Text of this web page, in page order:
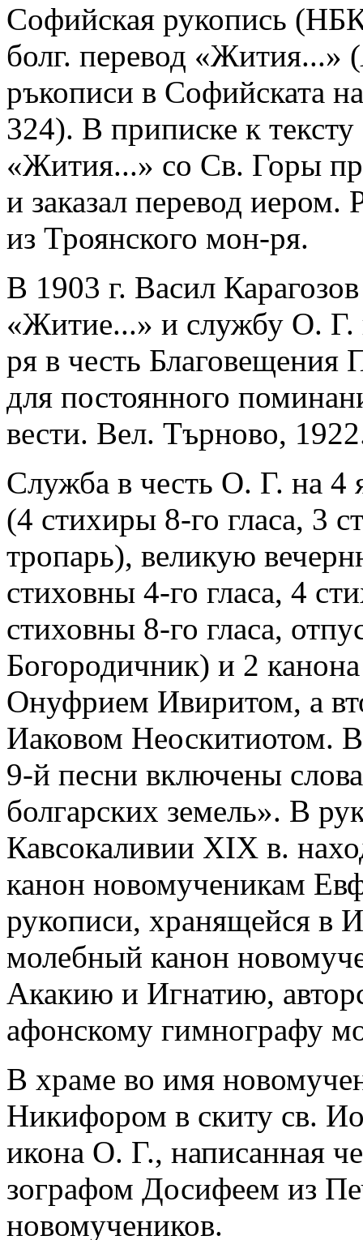
Софийская рукопись
болг. перевод «Жития...» (
ръкописи в Софийската
324). В приписке к тексту
«Жития...» со Св. Горы
и заказал перевод
из Троянского мон-ря.
В 1903 г. Васил
«Житие...» и службу О. Г.
ря в честь Благовещения
для постоянного
вести. Вел. Търново,
Служба в честь О. Г. на
(4 стихиры 8-го гласа, 3
тропарь), великую
стиховны 4-го гласа, 4
стиховны 8-го гласа,
Богородичник) и 2
Онуфрием Ивиритом, а
Иаковом Неоскитиотом.
9-й песни включены
болгарских земель». В
Кавсокаливии ХIХ в.
канон новомученикам
рукописи, хранящейся в
молебный канон
Акакию и Игнатию,
афонскому гимнографу
В храме во имя
Никифором в скиту св.
икона О. Г., написанная
зографом Досифеем из
новомучеников.